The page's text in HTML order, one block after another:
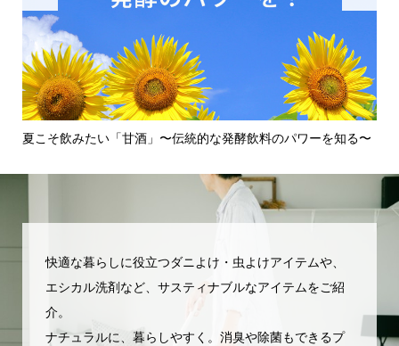
夏こそ飲みたい「甘酒」〜伝統的な発酵飲料のパワーを知る〜
快適な暮らしに役立つダニよけ・虫よけアイテムや、
エシカル洗剤など、サスティナブルなアイテムをご紹
介。
ナチュラルに、暮らしやすく。消臭や除菌もできるプ